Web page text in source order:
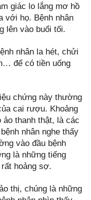
giác lo lắng mơ hồ
với họ. Bệnh nhân
lên vào buổi tối.
nhân la hét, chửi
để có tiền uống
chứng này thường
cai rượu. Khoảng
thanh thật, là các
nhân nghe thấy
vào đầu bệnh
là những tiếng
hoảng sợ.
thị, chúng là những